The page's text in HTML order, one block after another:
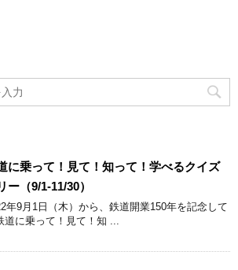
に乗って！見て！知って！学べるクイズ
ー（9/1-11/30）
年9月1日（木）から、鉄道開業150年を記念して
道に乗って！見て！知 ...